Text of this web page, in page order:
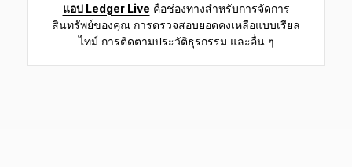
แอป Ledger Live คือช่องทางสำหรับการจัดการ
สินทรัพย์ของคุณ การตรวจสอบยอดคงเหลือแบบเรียล
ไทม์ การติดตามประวัติธุรกรรม และอื่น ๆ